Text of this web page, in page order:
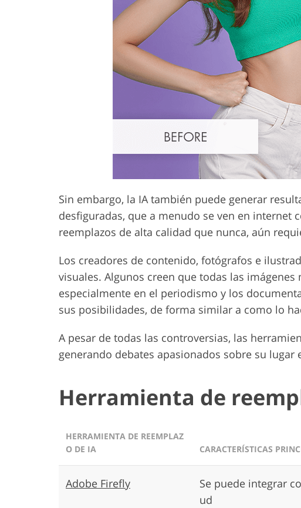
Sin embargo, la IA también puede generar
desfiguradas, que a menudo se ven en internet
reemplazos de alta calidad que nunca, aún
Los creadores de contenido, fotógrafos e
visuales. Algunos creen que todas las
especialmente en el periodismo y los
sus posibilidades, de forma similar a como lo
A pesar de todas las controversias, las
generando debates apasionados sobre su
Herramienta de
HERRAMIENTA DE REEMPLAZ
O DE IA
CARACTERÍSTICAS
Adobe Firefly
Se puede integrar
ud